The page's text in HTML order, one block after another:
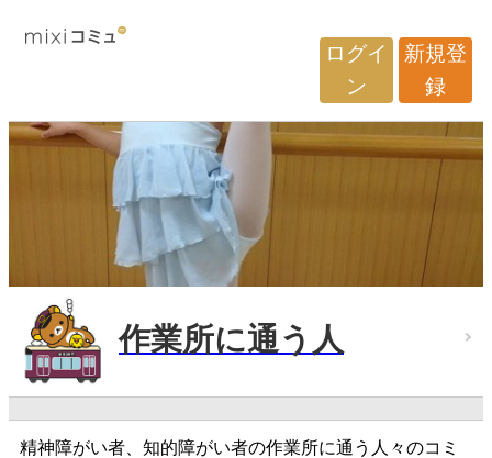
ログイ
ン
新規登
録
作業所に通う人
精神障がい者、知的障がい者の作業所に通う人々のコミ